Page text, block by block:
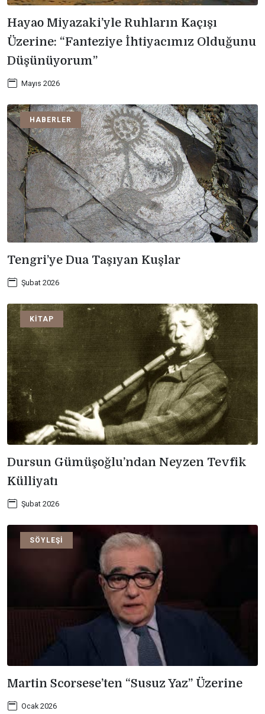
Hayao Miyazaki’yle Ruhların Kaçışı
Üzerine: “Fanteziye İhtiyacımız Olduğunu
Düşünüyorum”
Mayıs 2026
HABERLER
Tengri’ye Dua Taşıyan Kuşlar
Şubat 2026
KITAP
Dursun Gümüşoğlu’ndan Neyzen Tevfik
Külliyatı
Şubat 2026
SÖYLEŞI
Martin Scorsese’ten “Susuz Yaz” Üzerine
Ocak 2026